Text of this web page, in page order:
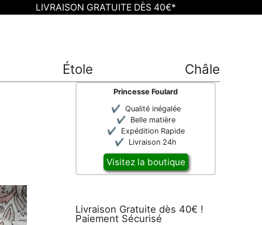
Étole Châle
Princesse Foulard
Qualité inégalée
Belle matière
Expédition Rapide
Livraison 24h
Visitez la boutique
Livraison Gratuite dès 40€ !
Paiement Sécurisé
LIVRAISON GRATUITE DÈS 40€*